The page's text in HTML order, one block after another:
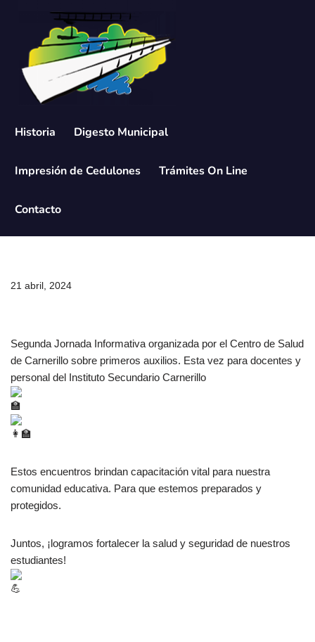
contenido
Historia Digesto Municipal
Impresión de Cedulones Trámites On Line
Contacto
21 abril, 2024
Segunda Jornada Informativa organizada por el Centro de Salud
de Carnerillo sobre primeros auxilios. Esta vez para docentes y
personal del Instituto Secundario Carnerillo
Estos encuentros brindan capacitación vital para nuestra
comunidad educativa. Para que estemos preparados y
protegidos.
Juntos, ¡logramos fortalecer la salud y seguridad de nuestros
estudiantes!